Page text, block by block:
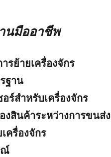
นมืออาชีพ
รย้ายเครื่องจักร
ฐาน
ร์สำหรับเครื่องจักร
งสินค้าระหว่างการขนส่ง
ครื่องจักร
ณ์